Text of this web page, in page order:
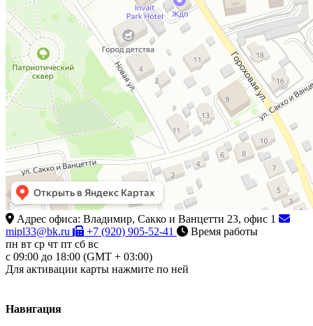
Адрес офиса: Владимир, Сакко и Ванцетти 23, офис 1
mipl33@bk.ru
+7 (920) 905-52-41
Время работы
пн вт cр чт пт сб вс
c 09:00 до 18:00 (GMT + 03:00)
Для активации карты нажмите по ней
Навигация